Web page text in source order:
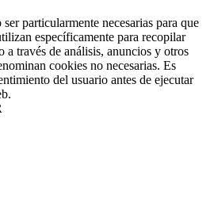
particularmente necesarias para que
específicamente para recopilar
a través de análisis, anuncios y otros
cookies no necesarias. Es
del usuario antes de ejecutar